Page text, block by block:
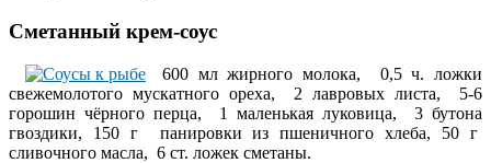
Сметанный крем-соус
600 мл жирного молока, 0,5 ч. ложки
свежемолотого мускатного ореха, 2 лавровых листа, 5-6
горошин чёрного перца, 1 маленькая луковица, 3 бутона
гвоздики, 150 г панировки из пшеничного хлеба, 50 г
сливочного масла, 6 ст. ложек сметаны.